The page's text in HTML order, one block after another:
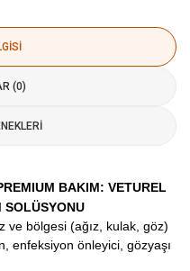
(0)
BAKIM: VETUREL
SOLÜSYONU
ve bölgesi (ağız, kulak, göz)
enfeksiyon önleyici, gözyaşı